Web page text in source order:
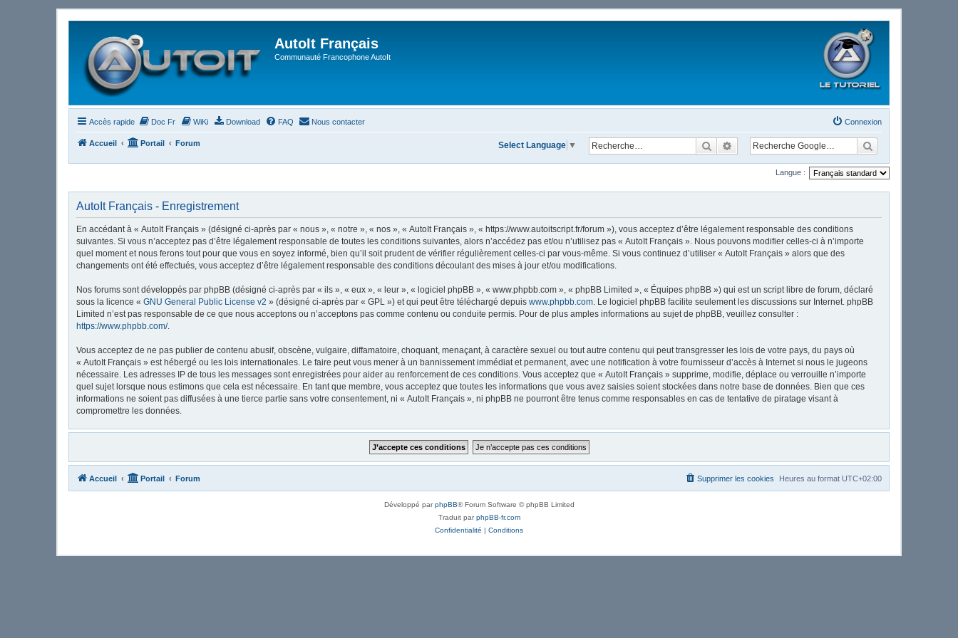
AutoIt Français
Communauté Francophone AutoIt
Accès rapide Doc Fr WiKi Download FAQ Nous contacter Connexion
Accueil Portail Forum RechercherRecherche avancée
Select Language ▼
Langue :
AutoIt Français - Enregistrement
En accédant à « AutoIt Français » (désigné ci-après par « nous », « notre », « nos », « AutoIt Français », « https://www.autoitscript.fr/forum »), vous acceptez d’être légalement responsable des conditions
suivantes. Si vous n’acceptez pas d’être légalement responsable de toutes les conditions suivantes, alors n’accédez pas et/ou n’utilisez pas « AutoIt Français ». Nous pouvons modifier celles-ci à n’importe
quel moment et nous ferons tout pour que vous en soyez informé, bien qu’il soit prudent de vérifier régulièrement celles-ci par vous-même. Si vous continuez d’utiliser « AutoIt Français » alors que des
changements ont été effectués, vous acceptez d’être légalement responsable des conditions découlant des mises à jour et/ou modifications.
Nos forums sont développés par phpBB (désigné ci-après par « ils », « eux », « leur », « logiciel phpBB », « www.phpbb.com », « phpBB Limited », « Équipes phpBB ») qui est un script libre de forum, déclaré
sous la licence « GNU General Public License v2 » (désigné ci-après par « GPL ») et qui peut être téléchargé depuis www.phpbb.com . Le logiciel phpBB facilite seulement les discussions sur Internet. phpBB
Limited n’est pas responsable de ce que nous acceptons ou n’acceptons pas comme contenu ou conduite permis. Pour de plus amples informations au sujet de phpBB, veuillez consulter :
https://www.phpbb.com/.
Vous acceptez de ne pas publier de contenu abusif, obscène, vulgaire, diffamatoire, choquant, menaçant, à caractère sexuel ou tout autre contenu qui peut transgresser les lois de votre pays, du pays où
« AutoIt Français » est hébergé ou les lois internationales. Le faire peut vous mener à un bannissement immédiat et permanent, avec une notification à votre fournisseur d’accès à Internet si nous le jugeons
nécessaire. Les adresses IP de tous les messages sont enregistrées pour aider au renforcement de ces conditions. Vous acceptez que « AutoIt Français » supprime, modifie, déplace ou verrouille n’importe
quel sujet lorsque nous estimons que cela est nécessaire. En tant que membre, vous acceptez que toutes les informations que vous avez saisies soient stockées dans notre base de données. Bien que ces
informations ne soient pas diffusées à une tierce partie sans votre consentement, ni « AutoIt Français », ni phpBB ne pourront être tenus comme responsables en cas de tentative de piratage visant à
compromettre les données.
Accueil Portail Forum Heures au format UTC+02:00
Supprimer les cookies
Développé parphpBB® Forum Software © phpBB Limited
Traduit parphpBB-fr.com
Confidentialité | Conditions